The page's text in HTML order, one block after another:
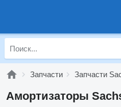
Запчасти Запчасти
Амортизаторы